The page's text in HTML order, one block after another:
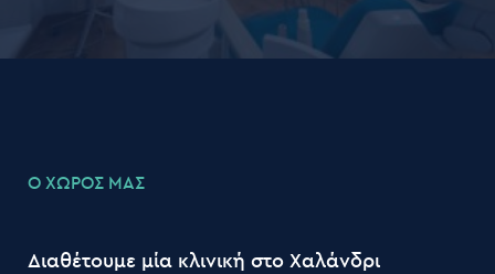
Ο ΧΩΡΟΣ ΜΑΣ
Διαθέτουμε μία κλινική στο Χαλάνδρι